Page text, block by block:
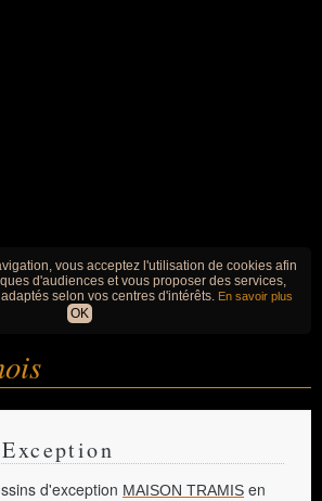
vous acceptez l'utilisation de cookies afin
d'audiences et vous proposer des services,
selon vos centres d'intérêts. En savoir plus
OK
d'exception MAISON TRAMIS en